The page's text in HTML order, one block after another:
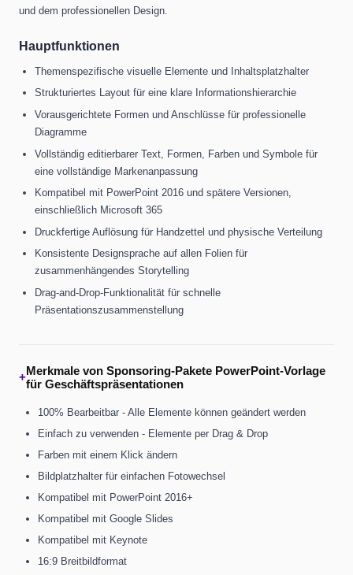
und dem professionellen Design.
Hauptfunktionen
Themenspezifische visuelle Elemente und Inhaltsplatzhalter
Strukturiertes Layout für eine klare Informationshierarchie
Vorausgerichtete Formen und Anschlüsse für professionelle
Diagramme
Vollständig editierbarer Text, Formen, Farben und Symbole für
eine vollständige Markenanpassung
Kompatibel mit PowerPoint 2016 und spätere Versionen,
einschließlich Microsoft 365
Druckfertige Auflösung für Handzettel und physische Verteilung
Konsistente Designsprache auf allen Folien für
zusammenhängendes Storytelling
Drag-and-Drop-Funktionalität für schnelle
Präsentationszusammenstellung
+Merkmale von Sponsoring-Pakete PowerPoint-Vorlage
für Geschäftspräsentationen
100% Bearbeitbar - Alle Elemente können geändert werden
Einfach zu verwenden - Elemente per Drag & Drop
Farben mit einem Klick ändern
Bildplatzhalter für einfachen Fotowechsel
Kompatibel mit PowerPoint 2016+
Kompatibel mit Google Slides
Kompatibel mit Keynote
16:9 Breitbildformat